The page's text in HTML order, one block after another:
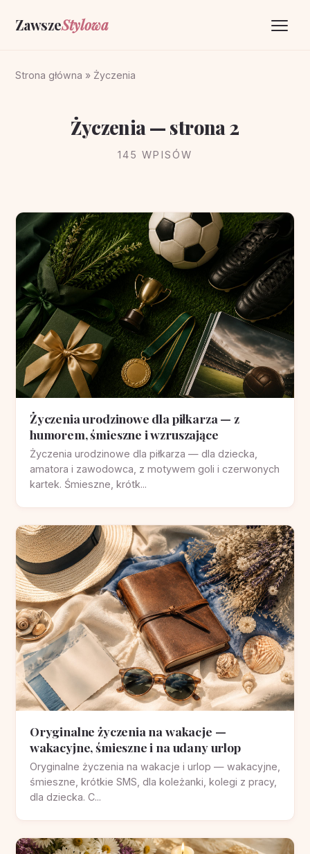
ZawszeStylowa
O portalu
Strona główna » Życzenia
Życzenia — strona 2
145 WPISÓW
Życzenia urodzinowe dla piłkarza — z
humorem, śmieszne i wzruszające
Życzenia urodzinowe dla piłkarza — dla dziecka,
amatora i zawodowca, z motywem goli i czerwonych
kartek. Śmieszne, krótk...
Oryginalne życzenia na wakacje —
wakacyjne, śmieszne i na udany urlop
Oryginalne życzenia na wakacje i urlop — wakacyjne,
śmieszne, krótkie SMS, dla koleżanki, kolegi z pracy,
dla dziecka. C...